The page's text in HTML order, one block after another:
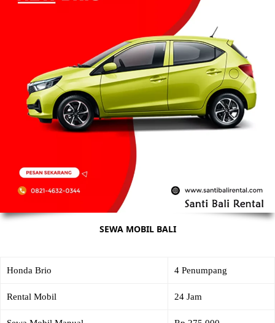
SEWA MOBIL BALI
Honda Brio 4 Penumpang
Rental Mobil 24 Jam